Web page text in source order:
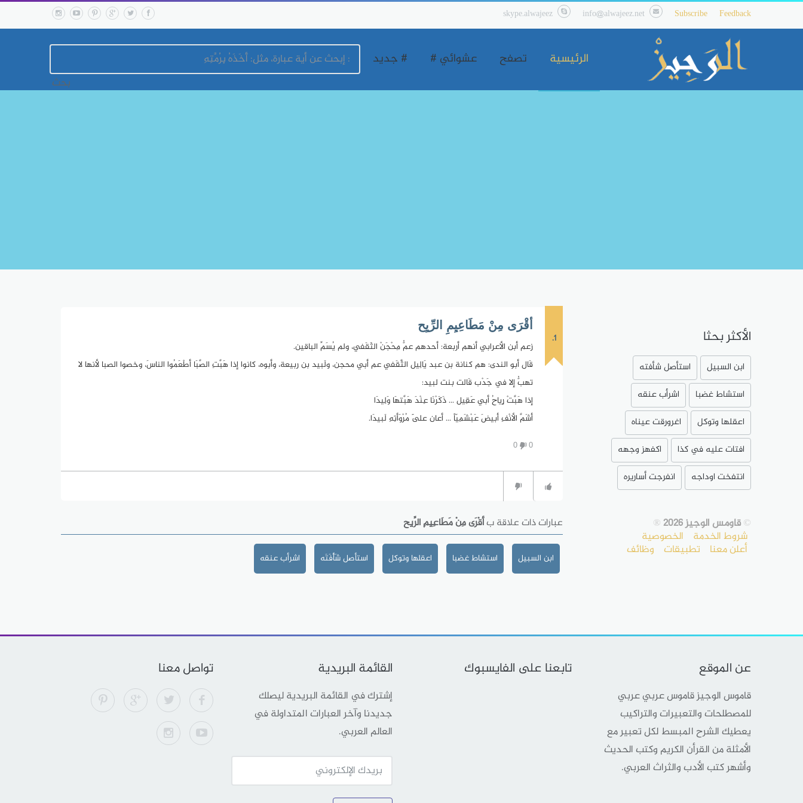
Feedback
Subscribe
info@alwajeez.net
skype.alwajeez
الرئيسية تصفح عشوائي # # جديد
1.
أقْرَى مِنْ مَطَاعِيِمِ الرِّيِح
زعم أبن الأعرابي أنهم أربعة: أحدهم عمُّ مِحْجَنْ الثَقَفي، ولم يُسَمِّ الباقين.
قَال أبو الندى: هم كنانة بن عبد يَالِيل الثَّقَفي عم أبي محجن، ولَبيد بن ربيعة، وأبوه، كانوا إذا هَبَّتِ الصَّبَا أطْعَمُوا الناسَ، وخصوا الصبا لأنها لا
تهبُّ إلا في جَدْب قَالت بنت لبيد:
إذا هَبَّتْ رٍياحُ أبي عَقِيل ... ذَكَرْنَا عِنْدَ هَبَّتهَا وَلِيدَا
أشَمَّ الأنْفِ أبيضَ عَبْشَمِيّاً ... أعان عَلَى مُرْوَأتِهِ لَبيدَا.
0
0
عبارات ذات علاقة بأقْرَى مِنْ مَطَاعِيِمِ الرِّيِح
ابن السبيل استشاط غضبا اعقلها وتوكل استأصل شَأْفَتَه اشرأب عنقه
الأكثر بحثا
ابن السبيل
استأصل شأفته
استشاط غضبا
اشرأب عنقه
اعقلها وتوكل
اغرورقت عيناه
افتات عليه في كذا
اكفهز وجهه
انتفخت اوداجه
انفرجت أساريره
©قاومس الوجيز 2026 ®
شروط الخدمة الخصوصية
أعلن معنا تطبيقات وظائف
عن الموقع
قاموس الوجيز قاموس عربي عربي
للمصطلحات والتعبيرات والتراكيب
يعطيك الشرح المبسط لكل تعبير مع
الأمثلة من القرأن الكريم وكتب الحديث
وأشهر كتب الأدب والثراث العربي.
تابعنا على الفايسبوك القائمة البريدية
إشترك في القائمة البريدية ليصلك
جديدنا وآخر العبارات المتداولة في
العالم العربي.
تواصل معنا